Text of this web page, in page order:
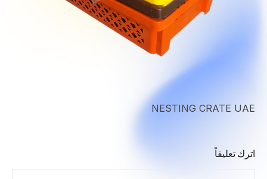
NESTING CRATE UAE
اترك تعليقاً